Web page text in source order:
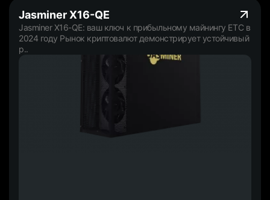
Jasminer X16-QE
Jasminer X16-QE: ваш ключ к прибыльному майнингу ETC в
2024 году Рынок криптовалют демонстрирует устойчивый
р..